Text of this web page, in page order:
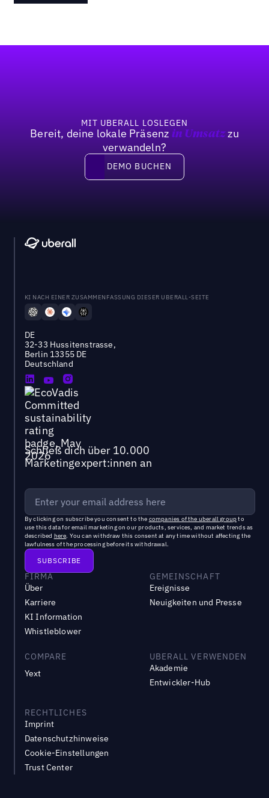
MIT UBERALL LOSLEGEN
Bereit, deine lokale Präsenz in Umsatzzu
verwandeln?
DEMO BUCHEN
DEMO BUCHEN
KI NACH EINER ZUSAMMENFASSUNG DIESER UBERALL-SEITE
DE
32-33 Hussitenstrasse,
Berlin 13355 DE
Deutschland
Schließ dich über 10.000
Marketingexpert:innen an
By clicking on subscribe you consent to the companies of the uberall groupto
use this data for email marketing on our products, services, and market trends as
described here. You can withdraw this consent at any time without affecting the
lawfulness of the processing before its withdrawal.
FIRMA
Über
Karriere
KI Information
Whistleblower
GEMEINSCHAFT
Ereignisse
Neuigkeiten und Presse
COMPARE
Yext
UBERALL VERWENDEN
Akademie
Entwickler-Hub
RECHTLICHES
Imprint
Datenschutzhinweise
Cookie-Einstellungen
Trust Center